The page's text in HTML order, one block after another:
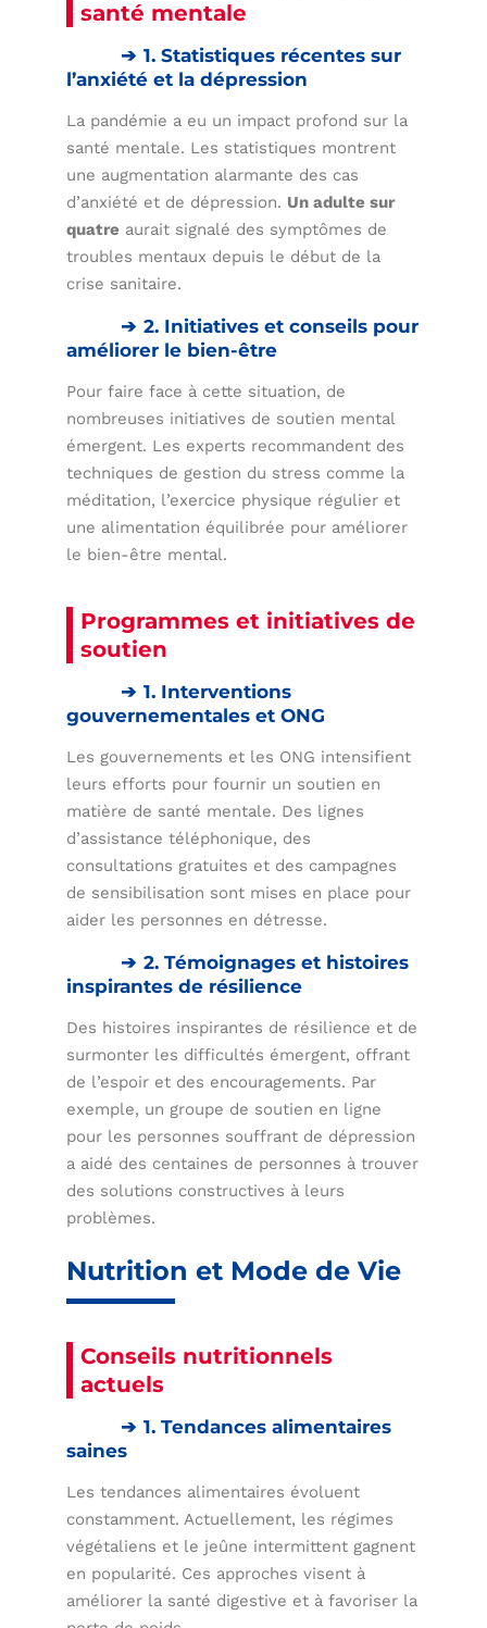
santé mentale
1. Statistiques récentes sur
l’anxiété et la dépression
La pandémie a eu un impact profond sur la
santé mentale. Les statistiques montrent
une augmentation alarmante des cas
d’anxiété et de dépression. Un adulte sur
quatre aurait signalé des symptômes de
troubles mentaux depuis le début de la
crise sanitaire.
2. Initiatives et conseils pour
améliorer le bien-être
Pour faire face à cette situation, de
nombreuses initiatives de soutien mental
émergent. Les experts recommandent des
techniques de gestion du stress comme la
méditation, l’exercice physique régulier et
une alimentation équilibrée pour améliorer
le bien-être mental.
Programmes et initiatives de
soutien
1. Interventions
gouvernementales et ONG
Les gouvernements et les ONG intensifient
leurs efforts pour fournir un soutien en
matière de santé mentale. Des lignes
d’assistance téléphonique, des
consultations gratuites et des campagnes
de sensibilisation sont mises en place pour
aider les personnes en détresse.
2. Témoignages et histoires
inspirantes de résilience
Des histoires inspirantes de résilience et de
surmonter les difficultés émergent, offrant
de l’espoir et des encouragements. Par
exemple, un groupe de soutien en ligne
pour les personnes souffrant de dépression
a aidé des centaines de personnes à trouver
des solutions constructives à leurs
problèmes.
Nutrition et Mode de Vie
Conseils nutritionnels
actuels
1. Tendances alimentaires
saines
Les tendances alimentaires évoluent
constamment. Actuellement, les régimes
végétaliens et le jeûne intermittent gagnent
en popularité. Ces approches visent à
améliorer la santé digestive et à favoriser la